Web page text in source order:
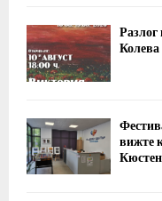
Колева
вижте